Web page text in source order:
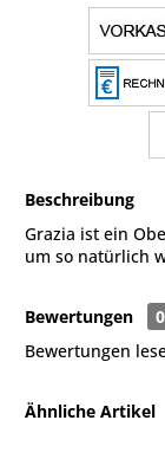
Beschreibung
Grazia ist ein
um so natürlich
Bewertungen
0
Bewertungen
Ähnliche Artikel